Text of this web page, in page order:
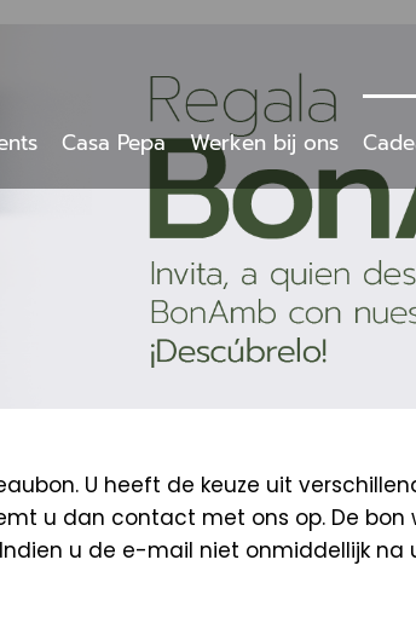
Casa Pepa Werken bij ons
U heeft de keuze uit
u dan contact met ons op. De
u de e-mail niet onmiddellijk